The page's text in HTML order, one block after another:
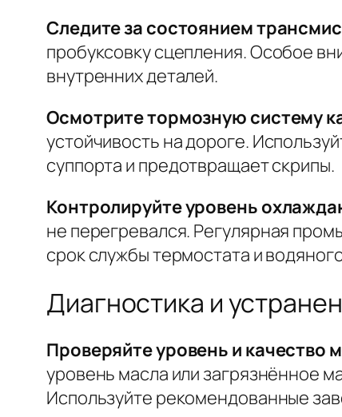
Следите за состоянием
пробуксовку сцепления.Особое
внутренних деталей.
Осмотрите тормозную систему
устойчивость на дороге.
суппорта и предотвращает скрипы.
Контролируйте уровень
не перегревался. Регулярная
срок службы термостата и
Диагностика и
Проверяйте уровень и качество
уровень масла или загрязнённое
Используйте рекомендованные